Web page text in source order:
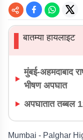
▌बातम्या हायलाइट
मुंबई-अहमदाबाद
भीषण अपघात
अपघातात तब्बल
Mumbai - Palghar